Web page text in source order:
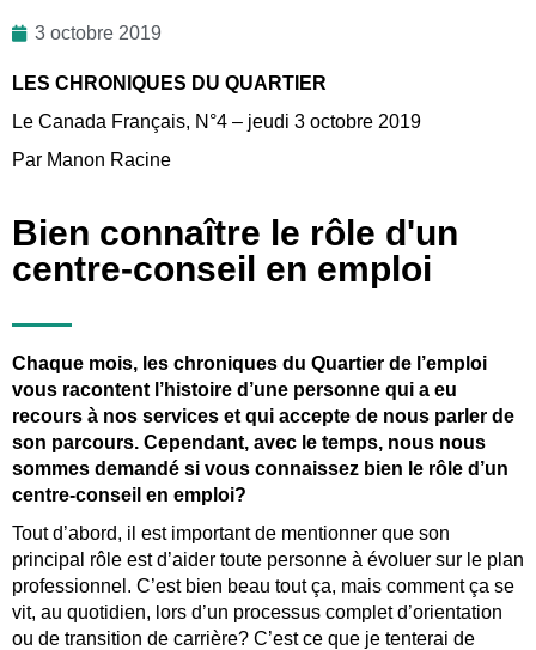
3 octobre 2019
LES CHRONIQUES DU QUARTIER
Le Canada Français, N°4 – jeudi 3 octobre 2019
Par Manon Racine
Bien connaître le rôle d'un
centre-conseil en emploi
Chaque mois, les chroniques du Quartier de l’emploi
vous racontent l’histoire d’une personne qui a eu
recours à nos services et qui accepte de nous parler de
son parcours. Cependant, avec le temps, nous nous
sommes demandé si vous connaissez bien le rôle d’un
centre-conseil en emploi?
Tout d’abord, il est important de mentionner que son
principal rôle est d’aider toute personne à évoluer sur le plan
professionnel. C’est bien beau tout ça, mais comment ça se
vit, au quotidien, lors d’un processus complet d’orientation
ou de transition de carrière? C’est ce que je tenterai de